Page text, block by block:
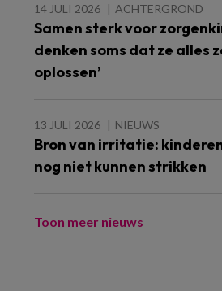
14 JULI 2026 ACHTERGROND
Samen sterk voor
denken soms dat ze alles
oplossen’
13 JULI 2026 NIEUWS
Bron van irritatie:
nog niet kunnen strikken
Toon meer nieuws